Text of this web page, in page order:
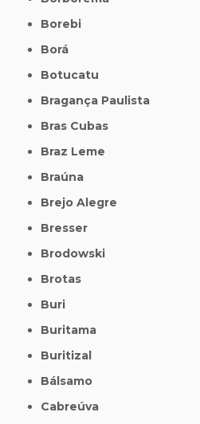
Borebi
Borá
Botucatu
Bragança Paulista
Bras Cubas
Braz Leme
Braúna
Brejo Alegre
Bresser
Brodowski
Brotas
Buri
Buritama
Buritizal
Bálsamo
Cabreúva